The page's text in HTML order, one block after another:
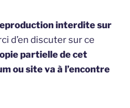
interdite sur
d’en discuter sur ce
partielle de cet
ou site va à l’encontre